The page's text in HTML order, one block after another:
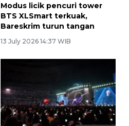
Modus licik pencuri tower
BTS XLSmart terkuak,
Bareskrim turun tangan
13 July 2026 14:37 WIB